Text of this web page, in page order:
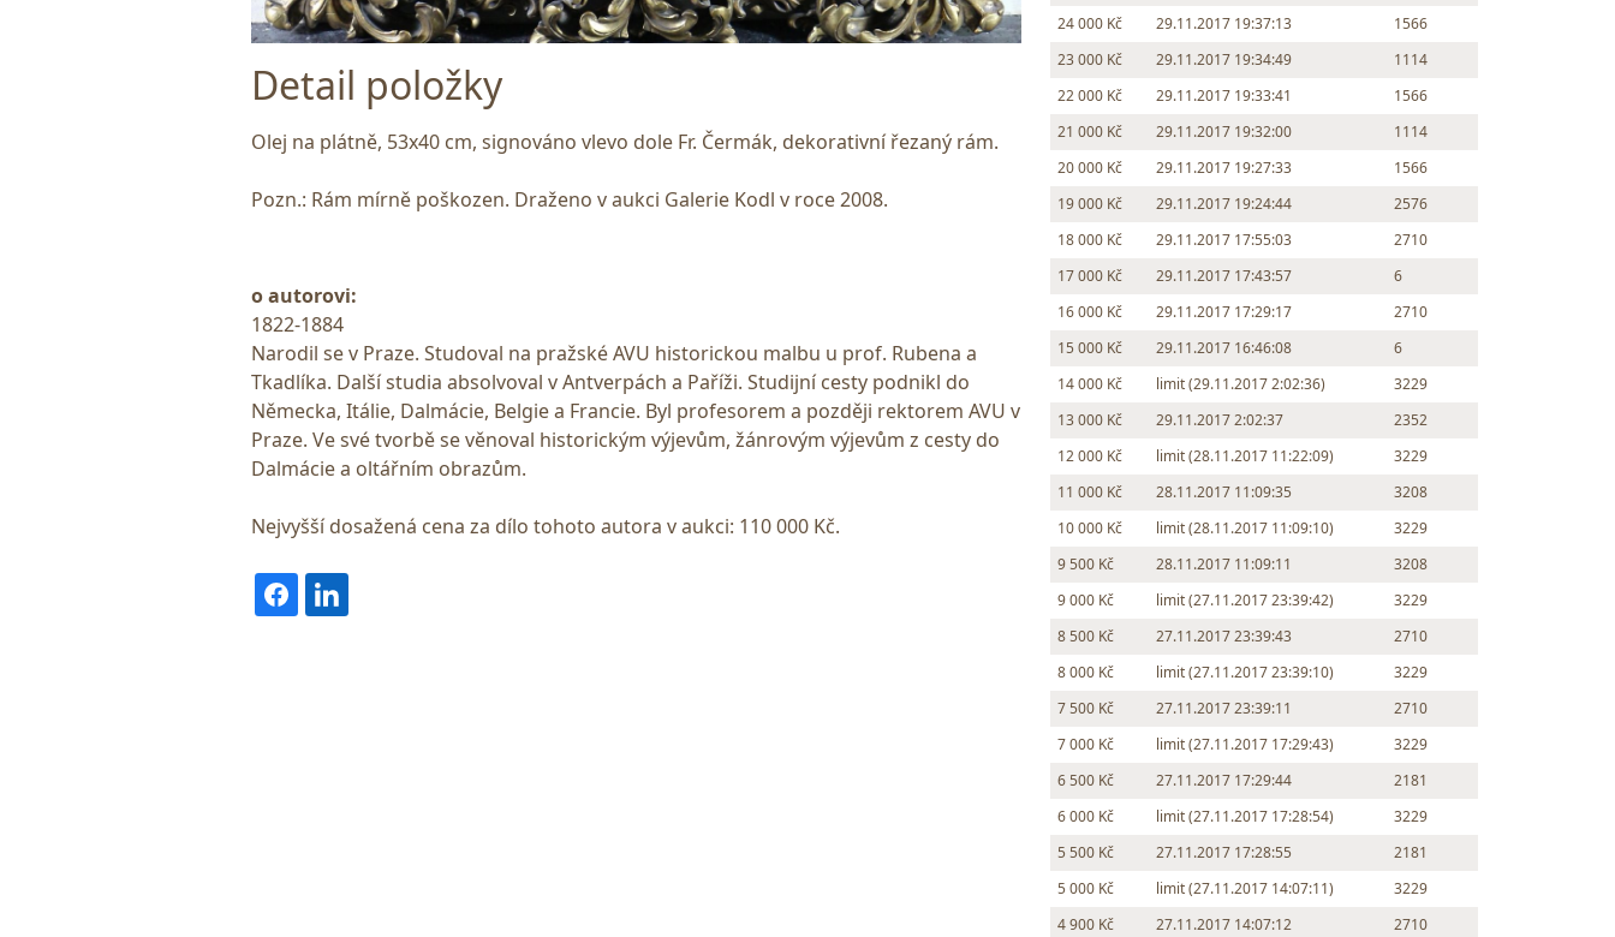
Detail položky
Olej na plátně, 53x40 cm, signováno vlevo dole Fr. Čermák, dekorativní řezaný rám.
Pozn.: Rám mírně poškozen. Draženo v aukci Galerie Kodl v roce 2008.
o autorovi:
1822-1884
Narodil se v Praze. Studoval na pražské AVU historickou malbu u prof. Rubena a
Tkadlíka. Další studia absolvoval v Antverpách a Paříži. Studijní cesty podnikl do
Německa, Itálie, Dalmácie, Belgie a Francie. Byl profesorem a později rektorem AVU v
Praze. Ve své tvorbě se věnoval historickým výjevům, žánrovým výjevům z cesty do
Dalmácie a oltářním obrazům.
Nejvyšší dosažená cena za dílo tohoto autora v aukci: 110 000 Kč.
24 000 Kč
29.11.2017 19:37:13
1566
23 000 Kč
29.11.2017 19:34:49
1114
22 000 Kč
29.11.2017 19:33:41
1566
21 000 Kč
29.11.2017 19:32:00
1114
20 000 Kč
29.11.2017 19:27:33
1566
19 000 Kč
29.11.2017 19:24:44
2576
18 000 Kč
29.11.2017 17:55:03
2710
17 000 Kč
29.11.2017 17:43:57
6
16 000 Kč
29.11.2017 17:29:17
2710
15 000 Kč
29.11.2017 16:46:08
6
14 000 Kč
limit (29.11.2017 2:02:36)
3229
13 000 Kč
29.11.2017 2:02:37
2352
12 000 Kč
limit (28.11.2017 11:22:09)
3229
11 000 Kč
28.11.2017 11:09:35
3208
10 000 Kč
limit (28.11.2017 11:09:10)
3229
9 500 Kč
28.11.2017 11:09:11
3208
9 000 Kč
limit (27.11.2017 23:39:42)
3229
8 500 Kč
27.11.2017 23:39:43
2710
8 000 Kč
limit (27.11.2017 23:39:10)
3229
7 500 Kč
27.11.2017 23:39:11
2710
7 000 Kč
limit (27.11.2017 17:29:43)
3229
6 500 Kč
27.11.2017 17:29:44
2181
6 000 Kč
limit (27.11.2017 17:28:54)
3229
5 500 Kč
27.11.2017 17:28:55
2181
5 000 Kč
limit (27.11.2017 14:07:11)
3229
4 900 Kč
27.11.2017 14:07:12
2710